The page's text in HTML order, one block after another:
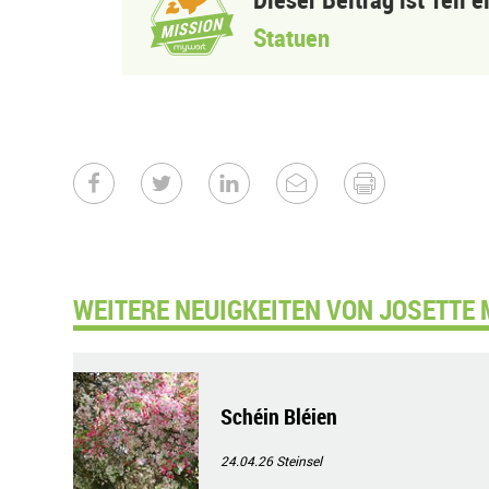
Statuen
WEITERE NEUIGKEITEN VON JOSETTE
Schéin Bléien
24.04.26Steinsel